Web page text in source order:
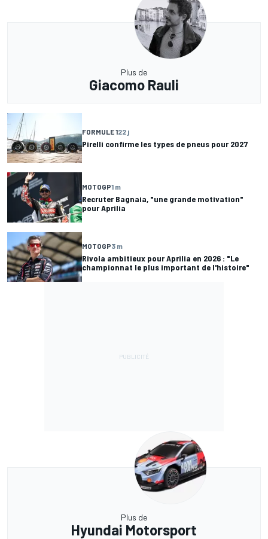
Plus de
Giacomo Rauli
FORMULE 122 j
Pirelli confirme les types de pneus pour 2027
MOTOGP1 m
Recruter Bagnaia, "une grande motivation"
pour Aprilia
MOTOGP3 m
Rivola ambitieux pour Aprilia en 2026 : "Le
championnat le plus important de l'histoire"
Plus de
Hyundai Motorsport